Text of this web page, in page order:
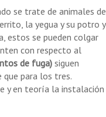
se trate de animales de
la yegua y su potro y
estos se pueden colgar
con respecto al
de fuga) siguen
que para los tres.
y en teoría la instalación